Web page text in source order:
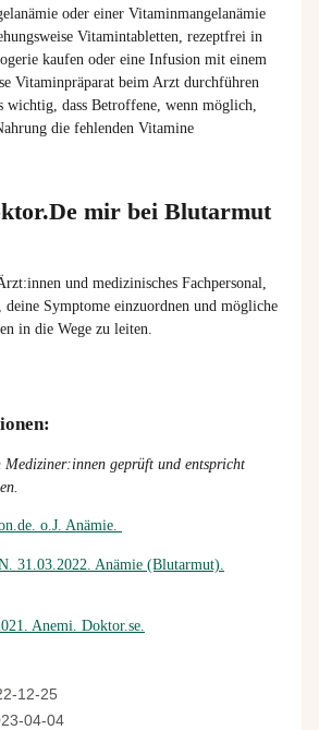
oder einer Vitaminmangelanämie
Vitamintabletten, rezeptfrei in
kaufen oder eine Infusion mit einem
Vitaminpräparat beim Arzt durchführen
wichtig, dass Betroffene, wenn möglich,
die fehlenden Vitamine
mir bei Blutarmut
:innen und medizinisches Fachpersonal,
deine Symptome einzuordnen und mögliche
in die Wege zu leiten.
Mediziner:innen geprüft und entspricht
o.J. Anämie.
31.03.2022. Anämie (Blutarmut).
Anemi. Doktor.se.
12-25
04-04